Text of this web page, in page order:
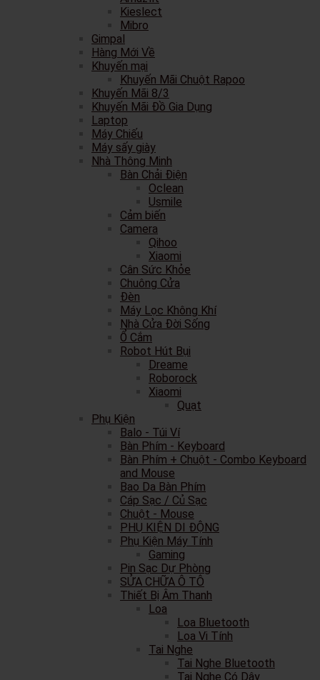
Kieslect
Mibro
Gimpal
Hàng Mới Về
Khuyến mại
Khuyến Mãi Chuột Rapoo
Khuyến Mãi 8/3
Khuyến Mãi Đồ Gia Dụng
Laptop
Máy Chiếu
Máy sấy giày
Nhà Thông Minh
Bàn Chải Điện
Oclean
Usmile
Cảm biến
Camera
Qihoo
Xiaomi
Cân Sức Khỏe
Chuông Cửa
Đèn
Máy Lọc Không Khí
Nhà Cửa Đời Sống
Ổ Cắm
Robot Hút Bụi
Dreame
Roborock
Xiaomi
Quạt
Phụ Kiện
Balo - Túi Ví
Bàn Phím - Keyboard
Bàn Phím + Chuột - Combo Keyboard
and Mouse
Bao Da Bàn Phím
Cáp Sạc / Củ Sạc
Chuột - Mouse
PHỤ KIỆN DI ĐỘNG
Phụ Kiện Máy Tính
Gaming
Pin Sạc Dự Phòng
SỬA CHỮA Ô TÔ
Thiết Bị Âm Thanh
Loa
Loa Bluetooth
Loa Vi Tính
Tai Nghe
Tai Nghe Bluetooth
Tai Nghe Có Dây